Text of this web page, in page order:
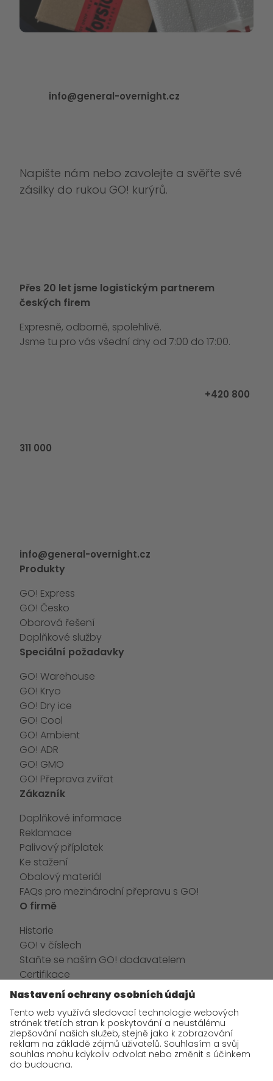
info@general-overnight.cz
Napište nám nebo zavolejte a svěřte své
zásilky do rukou GO! kurýrů.
Přes 20 let jsme logistickým partnerem
českých firem
Expresně, odborně, spolehlivě.
Jsme tu pro vás všední dny od 7:00 do 17:00.
+420 800
311 000
info@general-overnight.cz
Produkty
GO! Express
GO! Česko
Oborová řešení
Doplňkové služby
Speciální požadavky
GO! Warehouse
GO! Kryo
GO! Dry ice
GO! Cool
GO! Ambient
GO! ADR
GO! GMO
GO! Přeprava zvířat
Zákazník
Doplňkové informace
Reklamace
Palivový příplatek
Ke stažení
Obalový materiál
FAQs pro mezinárodní přepravu s GO!
O firmě
Historie
GO! v číslech
Staňte se naším GO! dodavatelem
Certifikace
Aktuality
GO! Kariéra
Kontaktní a bankovní údaje
GDPR
Řešení sporů